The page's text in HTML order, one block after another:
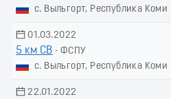
с. Выльгорт, Республика Коми
01.03.2022
5 км СВ - ФСПУ
с. Выльгорт, Республика Коми
22.01.2022